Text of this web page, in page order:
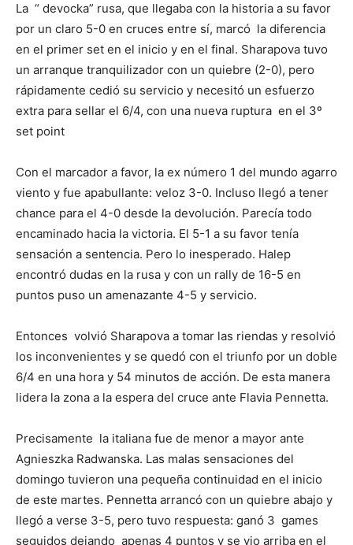
La “ devocka” rusa, que llegaba con la historia a su favor
por un claro 5-0 en cruces entre sí, marcó la diferencia
en el primer set en el inicio y en el final. Sharapova tuvo
un arranque tranquilizador con un quiebre (2-0), pero
rápidamente cedió su servicio y necesitó un esfuerzo
extra para sellar el 6/4, con una nueva ruptura en el 3º
set point
Con el marcador a favor, la ex número 1 del mundo agarro
viento y fue apabullante: veloz 3-0. Incluso llegó a tener
chance para el 4-0 desde la devolución. Parecía todo
encaminado hacia la victoria. El 5-1 a su favor tenía
sensación a sentencia. Pero lo inesperado. Halep
encontró dudas en la rusa y con un rally de 16-5 en
puntos puso un amenazante 4-5 y servicio.
Entonces volvió Sharapova a tomar las riendas y resolvió
los inconvenientes y se quedó con el triunfo por un doble
6/4 en una hora y 54 minutos de acción. De esta manera
lidera la zona a la espera del cruce ante Flavia Pennetta.
Precisamente la italiana fue de menor a mayor ante
Agnieszka Radwanska. Las malas sensaciones del
domingo tuvieron una pequeña continuidad en el inicio
de este martes. Pennetta arrancó con un quiebre abajo y
llegó a verse 3-5, pero tuvo respuesta: ganó 3 games
seguidos dejando apenas 4 puntos y se vio arriba en el